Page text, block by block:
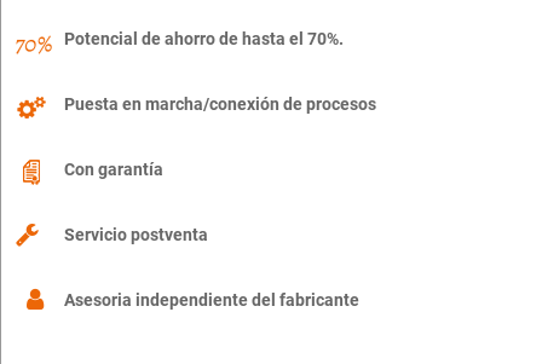
Potencial de ahorro de hasta el 70%.
Puesta en marcha/conexión de procesos
Con garantía
Servicio postventa
Asesoria independiente del fabricante